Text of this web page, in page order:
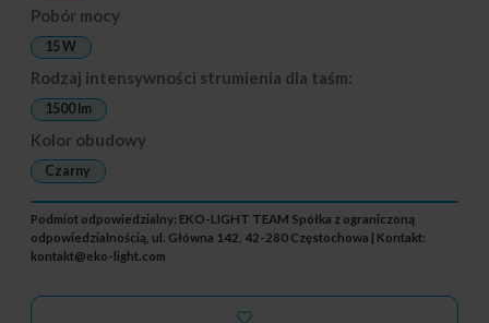
Pobór mocy
15 W
Rodzaj intensywności strumienia dla taśm:
1500 lm
Kolor obudowy
Czarny
Podmiot odpowiedzialny: EKO-LIGHT TEAM Spółka z ograniczoną
odpowiedzialnością, ul. Główna 142, 42-280 Częstochowa | Kontakt:
kontakt@eko-light.com